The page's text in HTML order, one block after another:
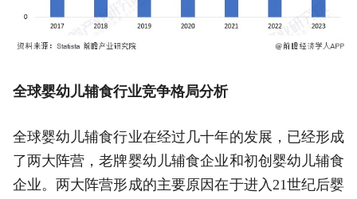
全球婴幼儿辅食行业竞争格局分析
全球婴幼儿辅食行业在经过几十年的发展，已经形成
了两大阵营，老牌婴幼儿辅食企业和初创婴幼儿辅食
企业。两大阵营形成的主要原因在于进入21世纪后婴